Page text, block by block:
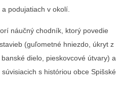
podujatiach v okolí.
náučný chodník, ktorý povedie
(guľometné hniezdo, úkryt z
dielo, pieskovcové útvary) a
s históriou obce Spišské